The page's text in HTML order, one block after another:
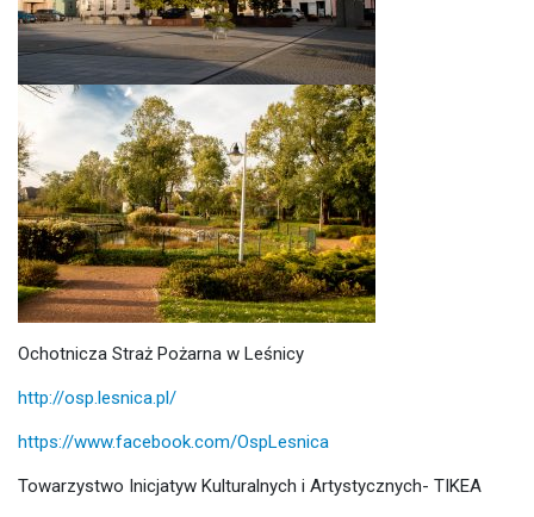
Ochotnicza Straż Pożarna w Leśnicy
http://osp.lesnica.pl/
https://www.facebook.com/OspLesnica
Towarzystwo Inicjatyw Kulturalnych i Artystycznych- TIKEA